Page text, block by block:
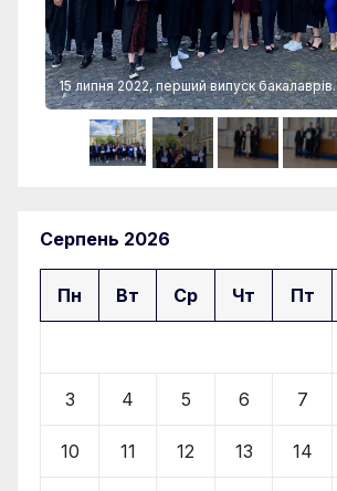
15 липня 2022, перший випуск бакалаврів.
Серпень 2026
Пн Вт Ср Чт Пт
3 4 5 6 7
10 11 12 13 14